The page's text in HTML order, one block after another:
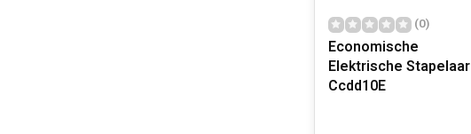
(0)
Economische
Elektrische Stapelaar
Ccdd10E